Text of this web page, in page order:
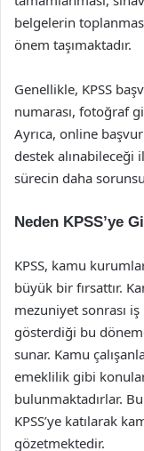
belgelerin
önem taşımaktadır.
Genellikle, KPSS
numarası, fotoğraf
Ayrıca, online
destek alınabileceği
sürecin daha
Neden KPSS’ye
KPSS, kamu
büyük bir fırsattır.
mezuniyet sonrası
gösterdiği bu
sunar. Kamu
emeklilik gibi
bulunmaktadırlar.
KPSS’ye katılarak
gözetmektedir.